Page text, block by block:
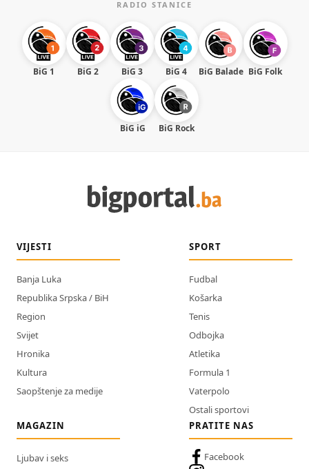
RADIO STANICE
BiG 1 BiG 2 BiG 3 BiG 4 BiG Balade BiG Folk
BiG iG BiG Rock
VIJESTI
Banja Luka
Republika Srpska / BiH
Region
Svijet
Hronika
Kultura
Saopštenje za medije
SPORT
Fudbal
Košarka
Tenis
Odbojka
Atletika
Formula 1
Vaterpolo
Ostali sportovi
MAGAZIN
Ljubav i seks
PRATITE NAS
Facebook